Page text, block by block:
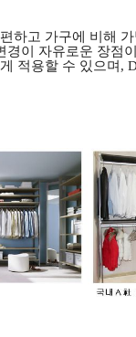
하고 가구에 비해
경이 자유로운 장점이
적용할 수 있으며,